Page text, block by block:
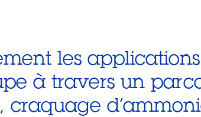
les
à travers un
craquage